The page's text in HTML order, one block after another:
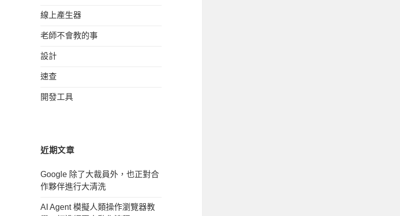
線上產生器
老師不會教的事
設計
速查
開發工具
近期文章
Google 除了大裁員外，也正對合
作夥伴進行大清洗
AI Agent 模擬人類操作瀏覽器教